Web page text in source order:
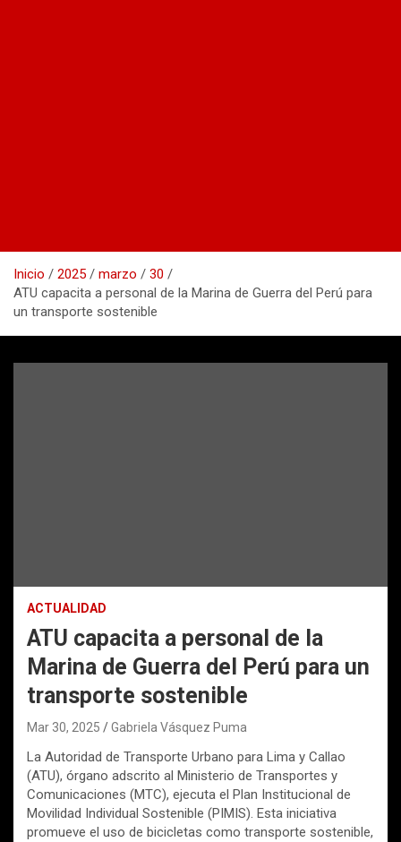
Inicio 2025 marzo
30
ATU capacita a personal de la Marina de Guerra del Perú para
un transporte sostenible
ACTUALIDAD
ATU capacita a personal de la
Marina de Guerra del Perú para un
transporte sostenible
Mar 30, 2025 Gabriela Vásquez Puma
La Autoridad de Transporte Urbano para Lima y Callao
(ATU), órgano adscrito al Ministerio de Transportes y
Comunicaciones (MTC), ejecuta el Plan Institucional de
Movilidad Individual Sostenible (PIMIS). Esta iniciativa
promueve el uso de bicicletas como transporte sostenible,